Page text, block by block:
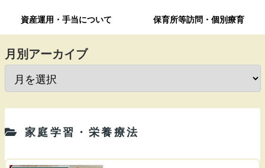
資産運用・手当について 保育所等訪問・個別療育
月別アーカイブ
家庭学習・栄養療法